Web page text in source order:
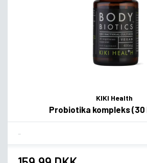
KIKI Health
Probiotika kompleks